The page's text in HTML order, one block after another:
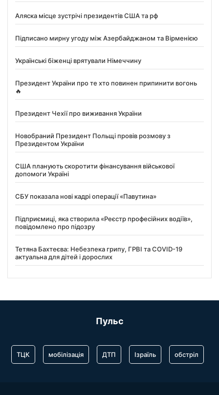
Аляска місце зустрічі президентів США та рф
Підписано мирну угоду між Азербайджаном та Вірменією
Українські біженці врятували Німеччину
Президент України про те хто повинен припинити вогонь
🔥
Президент Чехії про виживання України
Новобраний Президент Польщі провів розмову з
Президентом України
США планують скоротити фінансування військової
допомоги Україні
СБУ показала нові кадрі операції «Павутина»
Підприємиці, яка створила «Реєстр професійних водіїв»,
повідомлено про підозру
Тетяна Бахтеєва: Небезпека грипу, ГРВІ та COVID-19
актуальна для дітей і дорослих
Пульс
ТЦК мобілізація ДТП Ізраїль обстріл